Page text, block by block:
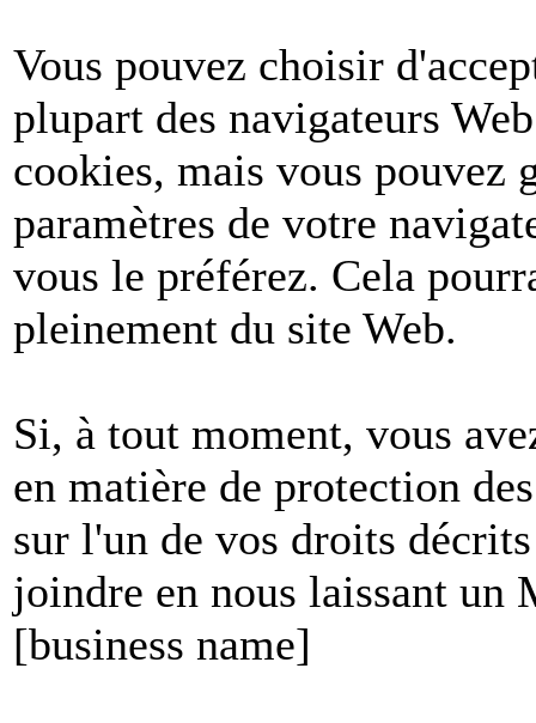
Vous pouvez choisir
plupart des navigateurs
cookies, mais vous pouvez
paramètres de votre
vous le préférez. Cela
pleinement du site Web.
Si, à tout moment, vous
en matière de protection
sur l'un de vos droits
joindre en nous laissant un
[business name]